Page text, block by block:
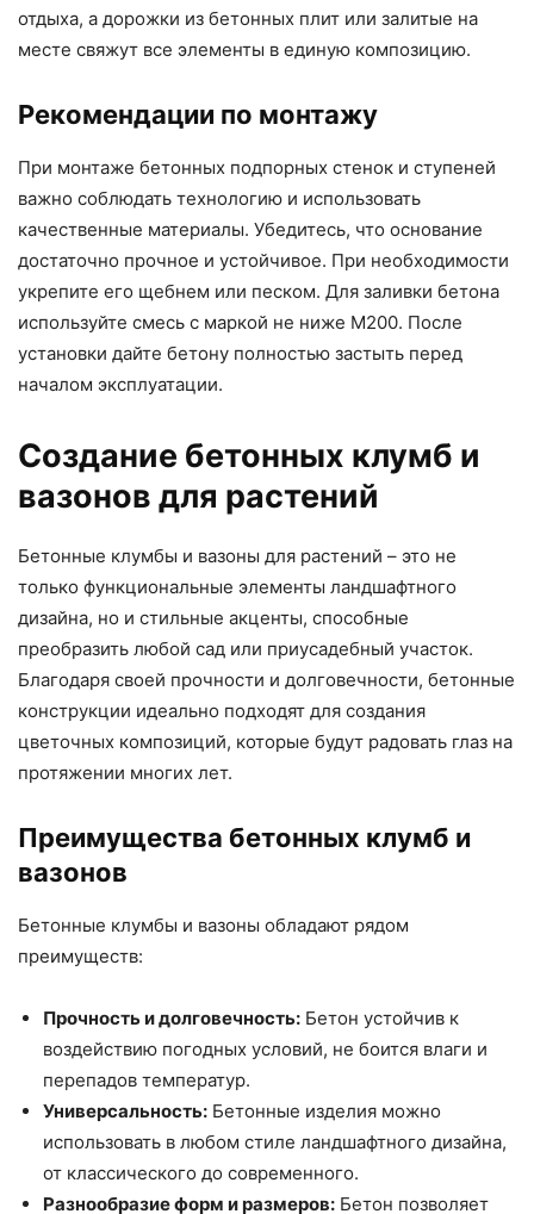
отдыха, а дорожки из бетонных плит или залитые на
месте свяжут все элементы в единую композицию.
Рекомендации по монтажу
При монтаже бетонных подпорных стенок и ступеней
важно соблюдать технологию и использовать
качественные материалы. Убедитесь, что основание
достаточно прочное и устойчивое. При необходимости
укрепите его щебнем или песком. Для заливки бетона
используйте смесь с маркой не ниже М200. После
установки дайте бетону полностью застыть перед
началом эксплуатации.
Создание бетонных клумб и
вазонов для растений
Бетонные клумбы и вазоны для растений – это не
только функциональные элементы ландшафтного
дизайна, но и стильные акценты, способные
преобразить любой сад или приусадебный участок.
Благодаря своей прочности и долговечности, бетонные
конструкции идеально подходят для создания
цветочных композиций, которые будут радовать глаз на
протяжении многих лет.
Преимущества бетонных клумб и
вазонов
Бетонные клумбы и вазоны обладают рядом
преимуществ:
Прочность и долговечность: Бетон устойчив к
воздействию погодных условий, не боится влаги и
перепадов температур.
Универсальность: Бетонные изделия можно
использовать в любом стиле ландшафтного дизайна,
от классического до современного.
Разнообразие форм и размеров: Бетон позволяет